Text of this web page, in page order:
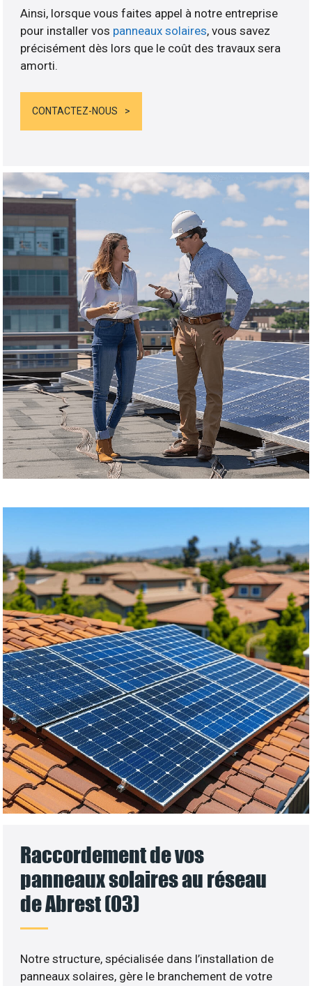
Ainsi, lorsque vous faites appel à notre entreprise
pour installer vos panneaux solaires, vous savez
précisément dès lors que le coût des travaux sera
amorti.
CONTACTEZ-NOUS
Raccordement de vos
panneaux solaires au réseau
de Abrest (03)
Notre structure, spécialisée dans l’installation de
panneaux solaires, gère le branchement de votre